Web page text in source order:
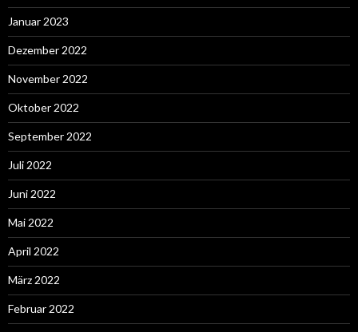
Januar 2023
Dezember 2022
November 2022
Oktober 2022
September 2022
Juli 2022
Juni 2022
Mai 2022
April 2022
März 2022
Februar 2022